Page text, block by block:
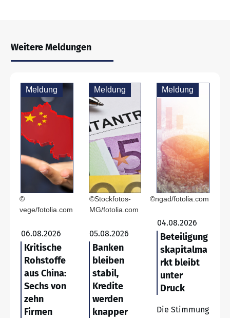
Weitere Meldungen
Meldung
©
vege/fotolia.com
06.08.2026
Kritische
Rohstoffe
aus China:
Sechs von
zehn
Firmen
Meldung
©Stockfotos-
MG/fotolia.com
05.08.2026
Banken
bleiben
stabil,
Kredite
werden
knapper
Meldung
©ngad/fotolia.com
04.08.2026
Beteiligung
skapitalma
rkt bleibt
unter
Druck
Die Stimmung